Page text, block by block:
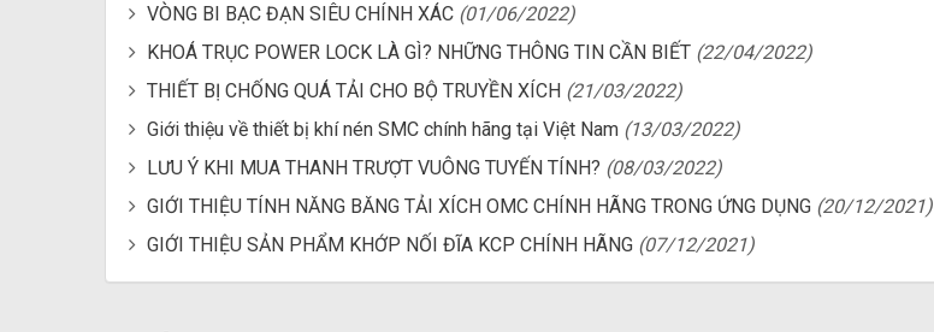
VÒNG BI BẠC ĐẠN SIÊU CHÍNH XÁC (01/06/2022)
KHOÁ TRỤC POWER LOCK LÀ GÌ? NHỮNG THÔNG TIN CẦN BIẾT (22/04/2022)
THIẾT BỊ CHỐNG QUÁ TẢI CHO BỘ TRUYỀN XÍCH (21/03/2022)
Giới thiệu về thiết bị khí nén SMC chính hãng tại Việt Nam (13/03/2022)
LƯU Ý KHI MUA THANH TRƯỢT VUÔNG TUYẾN TÍNH? (08/03/2022)
GIỚI THIỆU TÍNH NĂNG BĂNG TẢI XÍCH OMC CHÍNH HÃNG TRONG ỨNG DỤNG (20/12/2021)
GIỚI THIỆU SẢN PHẨM KHỚP NỐI ĐĨA KCP CHÍNH HÃNG (07/12/2021)